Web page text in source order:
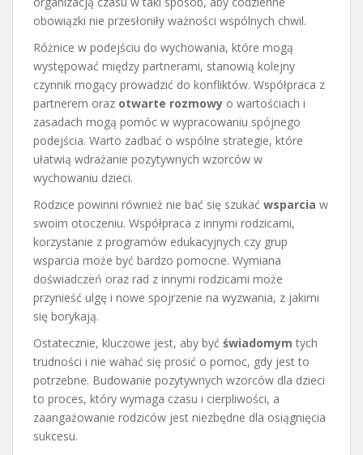
obowiązki nie przesłoniły ważności wspólnych chwil.
Różnice w podejściu do wychowania, które mogą
występować między partnerami, stanowią kolejny
czynnik mogący prowadzić do konfliktów. Współpraca z
partnerem oraz otwarte rozmowy o wartościach i
zasadach mogą pomóc w wypracowaniu spójnego
podejścia. Warto zadbać o wspólne strategie, które
ułatwią wdrażanie pozytywnych wzorców w
wychowaniu dzieci.
Rodzice powinni również nie bać się szukać wsparcia w
swoim otoczeniu. Współpraca z innymi rodzicami,
korzystanie z programów edukacyjnych czy grup
wsparcia może być bardzo pomocne. Wymiana
doświadczeń oraz rad z innymi rodzicami może
przynieść ulgę i nowe spojrzenie na wyzwania, z jakimi
się borykają.
Ostatecznie, kluczowe jest, aby być świadomym tych
trudności i nie wahać się prosić o pomoc, gdy jest to
potrzebne. Budowanie pozytywnych wzorców dla dzieci
to proces, który wymaga czasu i cierpliwości, a
zaangażowanie rodziców jest niezbędne dla osiągnięcia
sukcesu.